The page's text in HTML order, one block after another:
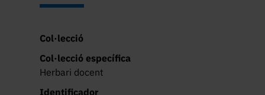
Col·lecció
Col·lecció específica
Herbari docent
Identificador